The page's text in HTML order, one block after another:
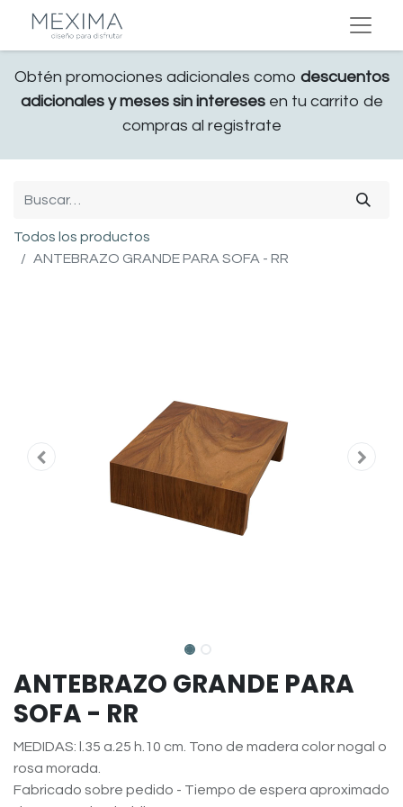
Obtén promociones adicionales como descuentos
adicionales y meses sin interesesen tu carrito de
compras al registrate
Todos los productos
ANTEBRAZO GRANDE PARA SOFA - RR
ANTEBRAZO GRANDE PARA
SOFA - RR
MEDIDAS: l.35 a.25 h.10 cm. Tono de madera color nogal o
rosa morada.
Fabricado sobre pedido - Tiempo de espera aproximado